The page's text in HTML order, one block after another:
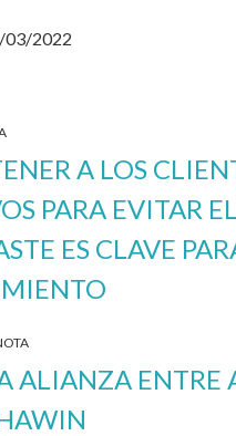
03/2022
A LOS
PARA EVITAR EL
ES CLAVE
ALIANZA ENTRE